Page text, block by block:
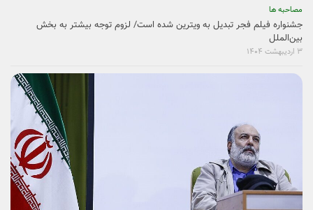
مصاحبه ها
جشنواره فیلم فجر تبدیل به ویترین شده است/ لزوم توجه بیشتر به بخش
بین‌الملل
۳ اردیبهشت ۱۴۰۴